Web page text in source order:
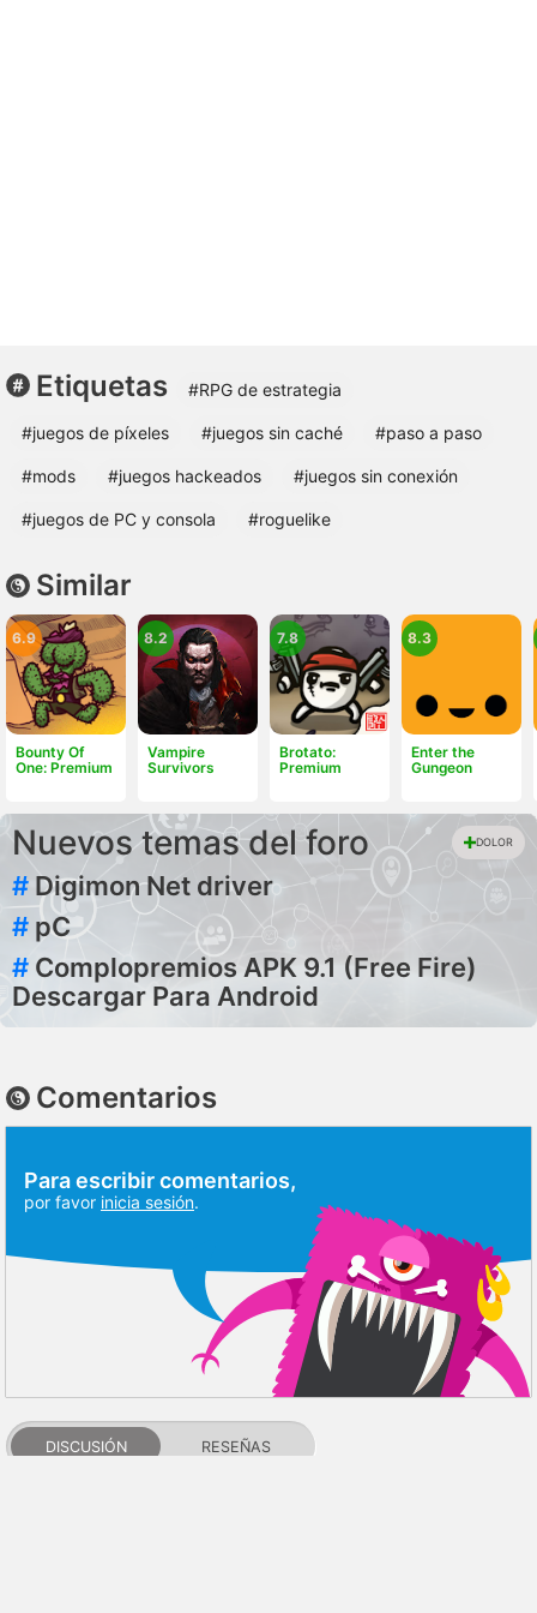
Etiquetas #RPG de estrategia
#juegos de píxeles #juegos sin caché #paso a paso
#mods #juegos hackeados #juegos sin conexión
#juegos de PC y consola #roguelike
Similar
Bounty Of
One: Premium
6.9
Vampire
Survivors
8.2
Brotato:
Premium
7.8
Enter the
Gungeon
8.3
Nuevos temas del foro DOLOR
# Digimon Net driver
# pC
# Complopremios APK 9.1 (Free Fire)
Descargar Para Android
Comentarios
Para escribir comentarios,
por favor inicia sesión.
DISCUSIÓN RESEÑAS